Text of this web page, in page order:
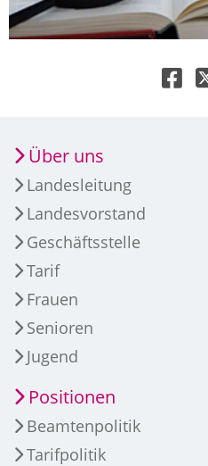
Über uns
Landesleitung
Landesvorstand
Geschäftsstelle
Tarif
Frauen
Senioren
Jugend
Positionen
Beamtenpolitik
Tarifpolitik